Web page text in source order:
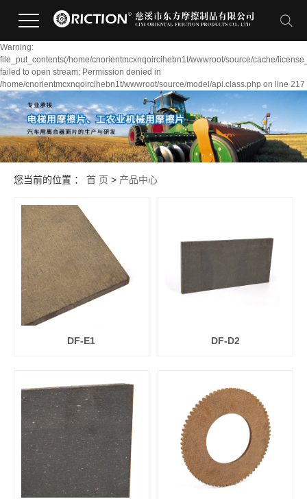
Warning:
file_put_contents(/home/cnorientmcxnqoircihebn1t/wwwroot/source/cache/
failed to open stream: Permission denied in
/home/cnorientmcxnqoircihebn1t/wwwroot/source/model/api.class.php on line 217
您当前的位置 ： 首 页 > 产品中心
DF-E1 DF-D2